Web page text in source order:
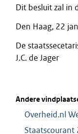
Dit besluit zal in
Den Haag, 22
De
J.C. de Jager
Andere
Overheid.nl